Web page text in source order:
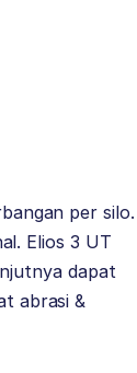
per silo.
Elios 3 UT
dapat
abrasi &